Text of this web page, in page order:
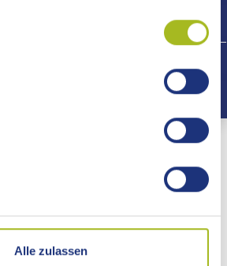
Alle zulassen
und Beruf Ostwürttemberg
und Förderung der gleichberechtigen
am Erwerbsleben (Beratung,
für Frauen und